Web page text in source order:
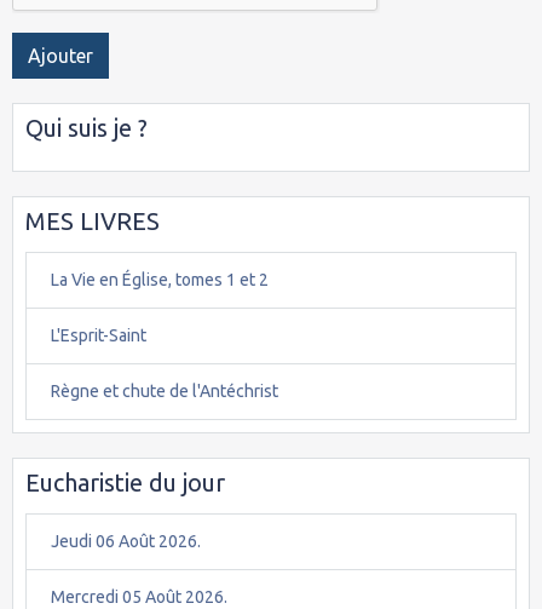
Ajouter
Qui suis je ?
MES LIVRES
La Vie en Église, tomes 1 et 2
L'Esprit-Saint
Règne et chute de l'Antéchrist
Eucharistie du jour
Jeudi 06 Août 2026.
Mercredi 05 Août 2026.